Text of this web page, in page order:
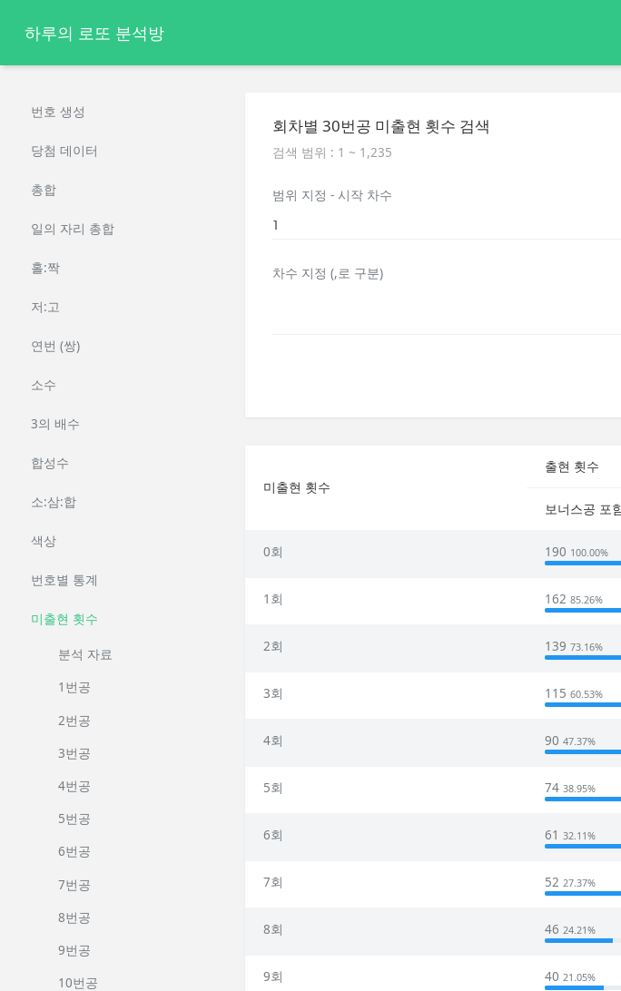
하루의 로또 분석방
번호 생성
당첨 데이터
총합
일의 자리 총합
홀:짝
저:고
연번 (쌍)
소수
3의 배수
합성수
소:삼:합
색상
번호별 통계
미출현 횟수
분석 자료
1번공
2번공
3번공
4번공
5번공
6번공
7번공
8번공
9번공
10번공
회차별 30번공 미출현 횟수 검색
검색 범위 : 1 ~ 1,235
범위 지정 - 시작 차수
차수 지정 (,로 구분)
미출현 횟수
출현 횟수
보너스공 포
0회 190 100.00%
1회 16285.26%
2회 13973.16%
3회 11560.53%
4회 9047.37%
5회 7438.95%
6회 6132.11%
7회 5227.37%
8회 4624.21%
9회 4021.05%